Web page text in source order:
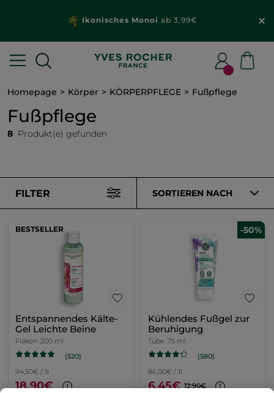
Ikonisches Monoi ab 3,99€
Homepage Körper KÖRPERPFLEGE Fußpflege
Fußpflege
8 Produkt(e) gefunden
FILTER SORTIEREN NACH
BESTSELLER
Entspannendes Kälte-
Gel Leichte Beine
Flakon 200 ml
(520)
94,50€ / 1l
18,90€
-50%
Kühlendes Fußgel zur
Beruhigung
Tube 75 ml
(580)
86,00€ / 1l
6,45€ 12,90€